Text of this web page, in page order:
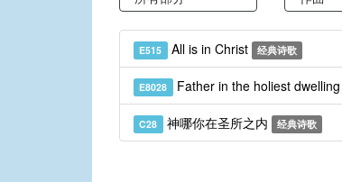
E515 All is in Christ 经典诗歌
E8028 Father in the holiest dwelling
C28 神哪你在圣所之内 经典诗歌